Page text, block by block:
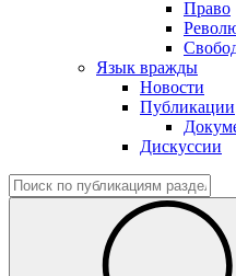
Право
Язык вражды
Новости
Публикации
Дискуссии